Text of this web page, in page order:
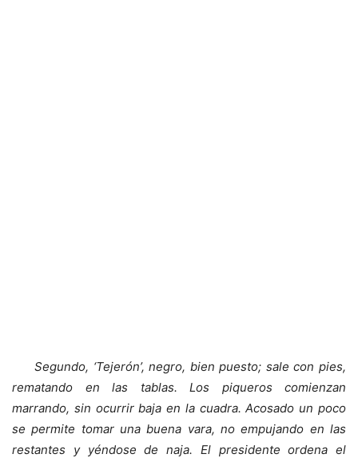
Segundo, ‘Tejerón’, negro, bien puesto; sale con pies,
rematando en las tablas. Los piqueros comienzan
marrando, sin ocurrir baja en la cuadra. Acosado un poco
se permite tomar una buena vara, no empujando en las
restantes y yéndose de naja. El presidente ordena el